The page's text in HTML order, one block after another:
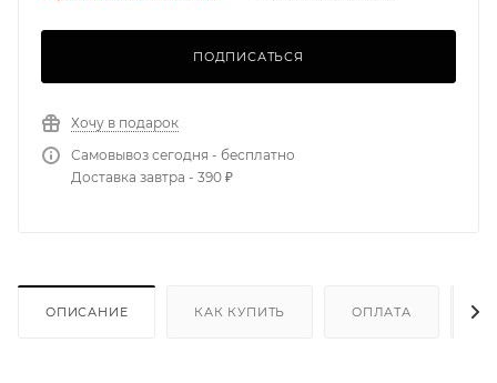
ПОДПИСАТЬСЯ
Хочу в подарок
Самовывоз сегодня - бесплатно
Доставка завтра - 390 ₽
ОПИСАНИЕ КАК КУПИТЬ ОПЛАТА